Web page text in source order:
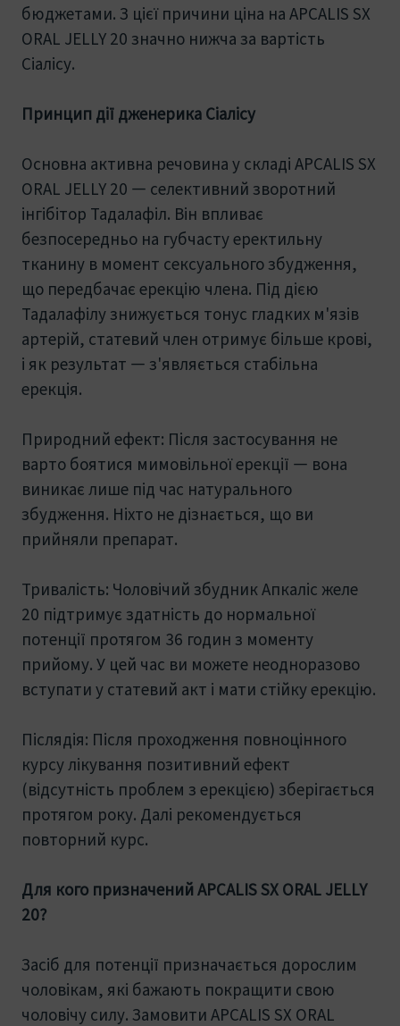
бюджетами. З цієї причини ціна на APCALIS SX
ORAL JELLY 20 значно нижча за вартість
Сіалісу.
Принцип дії дженерика Сіалісу
Основна активна речовина у складі APCALIS SX
ORAL JELLY 20 — селективний зворотний
інгібітор Тадалафіл. Він впливає
безпосередньо на губчасту еректильну
тканину в момент сексуального збудження,
що передбачає ерекцію члена. Під дією
Тадалафілу знижується тонус гладких м'язів
артерій, статевий член отримує більше крові,
і як результат — з'являється стабільна
ерекція.
Природний ефект: Після застосування не
варто боятися мимовільної ерекції — вона
виникає лише під час натурального
збудження. Ніхто не дізнається, що ви
прийняли препарат.
Тривалість: Чоловічий збудник Апкаліс желе
20 підтримує здатність до нормальної
потенції протягом 36 годин з моменту
прийому. У цей час ви можете неодноразово
вступати у статевий акт і мати стійку ерекцію.
Післядія: Після проходження повноцінного
курсу лікування позитивний ефект
(відсутність проблем з ерекцією) зберігається
протягом року. Далі рекомендується
повторний курс.
Для кого призначений APCALIS SX ORAL JELLY
20?
Засіб для потенції призначається дорослим
чоловікам, які бажають покращити свою
чоловічу силу. Замовити APCALIS SX ORAL